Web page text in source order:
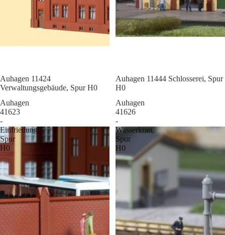
Sale
Auhagen 11424
Verwaltungsgebäude, Spur H0
Sale
Auhagen 11444 Schlosserei, Spur
H0
Auhagen
41623
-
Einfriedung,
Spur
H0
Auhagen
41626
-
Wasserkran,
Spur
H0